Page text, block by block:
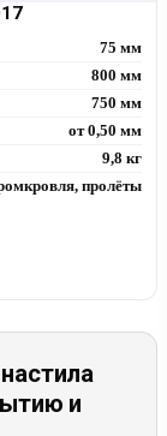
75 мм
800 мм
750 мм
от 0,50 мм
9,8 кг
пролёты
и